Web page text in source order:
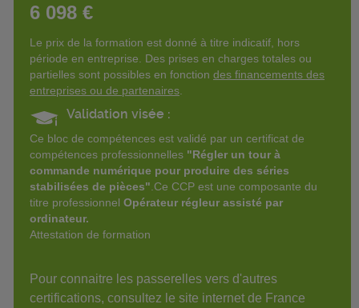
6 098 €
Le prix de la formation est donné à titre indicatif, hors
période en entreprise. Des prises en charges totales ou
partielles sont possibles en fonction des financements des
entreprises ou de partenaires
Validation visée :
Ce bloc de compétences est validé par un certificat de
compétences professionnelles "Régler un tour à
commande numérique pour produire des séries
stabilisées de pièces" .Ce CCP est une composante du
titre professionnel Opérateur régleur assisté par
ordinateur.
Attestation de formation
Pour connaitre les passerelles vers d'autres
certifications, consultez le site internet de France